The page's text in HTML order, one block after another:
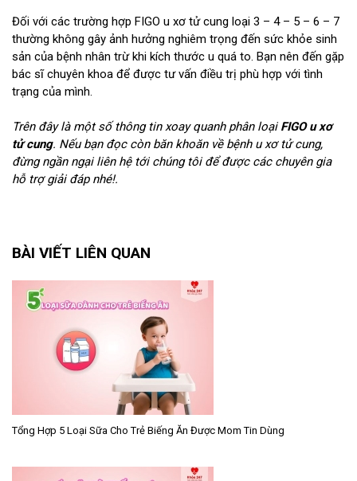
Đối với các trường hợp FIGO u xơ tử cung loại 3 – 4 – 5 – 6 – 7
thường không gây ảnh hưởng nghiêm trọng đến sức khỏe sinh
sản của bệnh nhân trừ khi kích thước u quá to. Bạn nên đến gặp
bác sĩ chuyên khoa để được tư vấn điều trị phù hợp với tình
trạng của mình.
Trên đây là một số thông tin xoay quanh phân loại FIGO u xơ
tử cung. Nếu bạn đọc còn băn khoăn về bệnh u xơ tử cung,
đừng ngần ngại liên hệ tới chúng tôi để được các chuyên gia
hỗ trợ giải đáp nhé!.
BÀI VIẾT LIÊN QUAN
Tổng Hợp 5 Loại Sữa Cho Trẻ Biếng Ăn Được Mom Tin Dùng